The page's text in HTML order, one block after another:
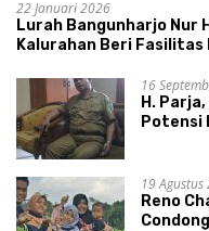
22 Januari 2026
Lurah Bangunharjo Nur
Kalurahan Beri Fasilitas
16
H.
Potensi
19
Reno